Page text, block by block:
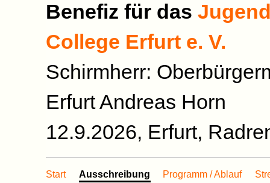
Benefiz für das
College Erfurt e. V.
Schirmherr:
Erfurt Andreas Horn
12.9.2026, Erfurt,
Start Ausschreibung Programm / Ablauf